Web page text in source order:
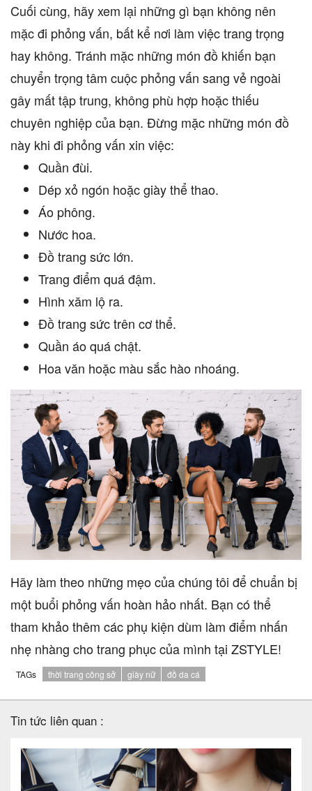
Cuối cùng, hãy xem lại những gì bạn không nên
mặc đi phỏng vấn, bất kể nơi làm việc trang trọng
hay không. Tránh mặc những món đồ khiến bạn
chuyển trọng tâm cuộc phỏng vấn sang vẻ ngoài
gây mất tập trung, không phù hợp hoặc thiếu
chuyên nghiệp của bạn. Đừng mặc những món đồ
này khi đi phỏng vấn xin việc:
Quần đùi.
Dép xỏ ngón hoặc giày thể thao.
Áo phông.
Nước hoa.
Đồ trang sức lớn.
Trang điểm quá đậm.
Hình xăm lộ ra.
Đồ trang sức trên cơ thể.
Quần áo quá chật.
Hoa văn hoặc màu sắc hào nhoáng.
Hãy làm theo những mẹo của chúng tôi để chuẩn bị
một buổi phỏng vấn hoàn hảo nhất. Bạn có thể
tham khảo thêm các phụ kiện dùm làm điểm nhấn
nhẹ nhàng cho trang phục của mình tại ZSTYLE!
TAGs thời trang công sở giày nữ đồ da cá
Tin tức liên quan :